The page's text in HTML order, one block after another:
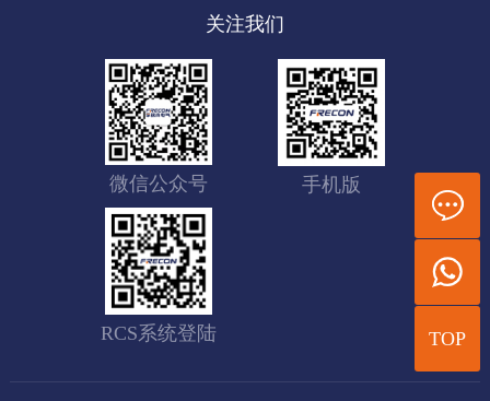
关注我们
微信公众号 手机版
RCS系统登陆 TOP